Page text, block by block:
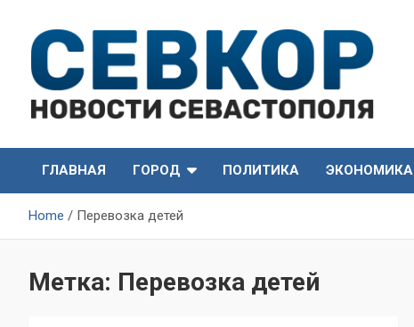
content
СевКор — Новости
Севастополя
Севастополя
ГЛАВНАЯ
ГОРОД ПОЛИТИКА ЭКОНОМИКА
Home Перевозка детей
Метка: Перевозка детей